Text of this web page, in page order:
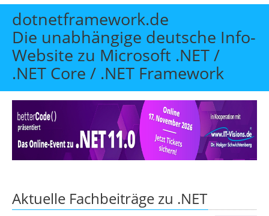
Start
Themen
Beratung
Individuelle Schulungen
Offene Seminare
Wissen
Über uns
Suche
dotnetframework.de
Die unabhängige deutsche Info-
Website zu Microsoft .NET /
.NET Core / .NET Framework
Aktuelle Fachbeiträge zu .NET